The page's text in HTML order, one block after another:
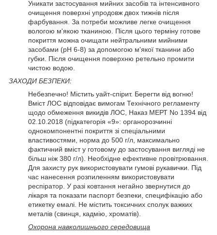
Уникати застосування мийних засобів та інтенсивного
очищення поверхні упродовж двох тижнів після
фарбування. За потреби можливе легке очищення
вологою м'якою тканиною. Після цього терміну готове
покриття можна очищати нейтральними мийними
засобами (pH 6-8) за допомогою м'якої тканини або
губки. Після очищення поверхню ретельно промити
чистою водою.
ЗАХОДИ БЕЗПЕКИ:
Небезпечно! Містить уайт-спірит. Берегти від вогню!
Вміст ЛОС відповідає вимогам Технічного регламенту
щодо обмеження викидів ЛОС, Наказ МЕРТ No 1394 від
02.10.2018 (підкатегорія «9»: органорозчинні
однокомпонентні покриття зі спеціальними
властивостями, норма до 500 г/л, максимально
фактичний вміст у готовому до застосування вигляді не
більш ніж 380 г/л). Необхідне ефективне провітрювання.
Для захисту рук використовувати гумові рукавички. Під
час нанесення розпиленням використовувати
респіратор. У разі ковтання негайно звернутися до
лікаря та показати паспорт безпеки, специфікацію або
етикетку емалі. Не містить токсичних сполук важких
металів (свинця, кадмію, хроматів).
Охорона навколишнього середовища